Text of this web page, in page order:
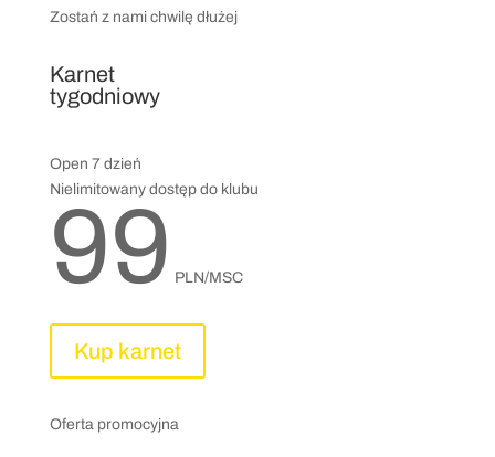
Zostań z nami chwilę dłużej
Karnet
tygodniowy
Open 7 dzień
Nielimitowany dostęp do klubu
99 PLN/MSC
Kup karnet
Oferta promocyjna